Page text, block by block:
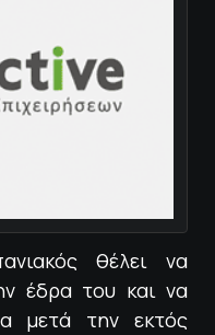
θέλει να
έδρα του και να
μετά την εκτός